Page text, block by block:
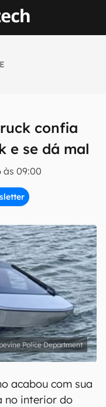
confia
e se dá mal
09:00
em primeira
os Termos de
Police Department
acabou com sua
no interior do